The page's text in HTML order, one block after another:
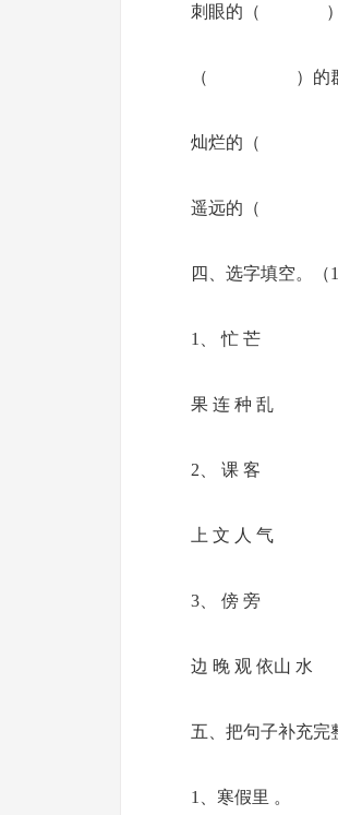
刺眼的
（ ）的
灿烂的
遥远的
四、选字填空。（
1、 忙 芒
果 连 种 乱
2、 课 客
上 文 人 气
3、 傍 旁
边 晚 观 依山 水
五、把句子补充完
1、寒假里 。